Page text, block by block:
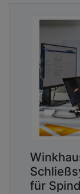
für